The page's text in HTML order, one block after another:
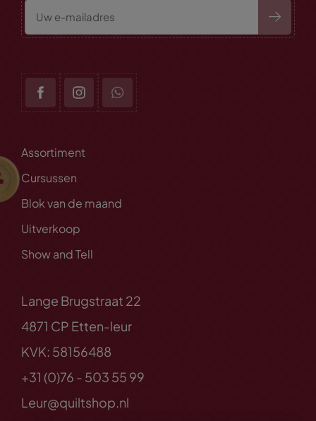
Assortiment
Cursussen
Blok van de maand
Uitverkoop
Show and Tell
Lange Brugstraat 22
4871 CP Etten-leur
KVK: 58156488
+31 (0)76 - 503 55 99
Leur@quiltshop.nl